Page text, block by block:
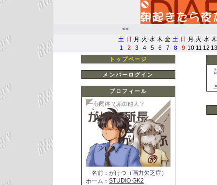
<<
土 日 月 火 水 木 金 土 日 月 火 水 木
1
2 3 4 5 6 7 8 9 10 11 12 13
トップページ
メンバーログイン
プロフィール
名前 ： がけつ（画力欠乏症）
ホーム ： STUDIO GK2